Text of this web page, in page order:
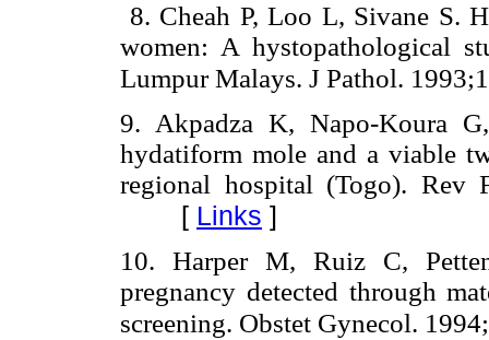
8. Cheah P, Loo L, Sivane S.
women: A hystopathological
Lumpur Malays. J Pathol.
9. Akpadza K, Napo-Koura
hydatiform mole and a viable
regional hospital (Togo). Rev
[ Links ]
10. Harper M, Ruiz C,
pregnancy detected through
screening. Obstet Gynecol.